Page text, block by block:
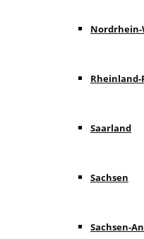
Rheinland-
Saarland
Sachsen
Sachsen-